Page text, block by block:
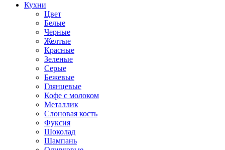
Кухни
Цвет
Белые
Черные
Желтые
Красные
Зеленые
Серые
Бежевые
Глянцевые
Кофе с молоком
Металлик
Слоновая кость
Фуксия
Шоколад
Шампань